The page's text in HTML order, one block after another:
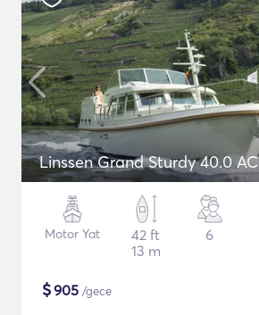
Linssen Grand Sturdy 40.0 AC
Motor Yat
42 ft
13 m
6
$905 /gece